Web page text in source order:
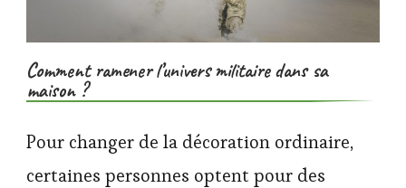
Comment ramener l’univers militaire dans sa
maison ?
Pour changer de la décoration ordinaire,
certaines personnes optent pour des